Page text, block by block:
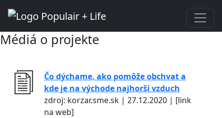
Médiá o projekte
Čo dýchame, ako pomôže obchvat a
kde je na východe najhorší vzduch
zdroj: korzar.sme.sk | 27.12.2020 | [link
na web]